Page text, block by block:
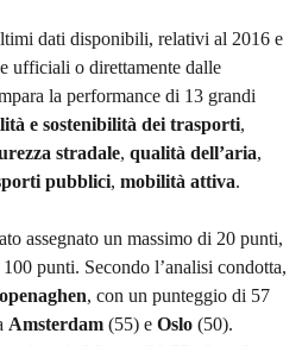
dati disponibili, relativi al 2016 e
ufficiali o direttamente dalle
la performance di 13 grandi
e sostenibilità dei trasporti,
stradale, qualità dell’aria,
pubblici, mobilità attiva.
assegnato un massimo di 20 punti,
punti. Secondo l’analisi condotta,
, con un punteggio di 57
Amsterdam (55) e Oslo (50).